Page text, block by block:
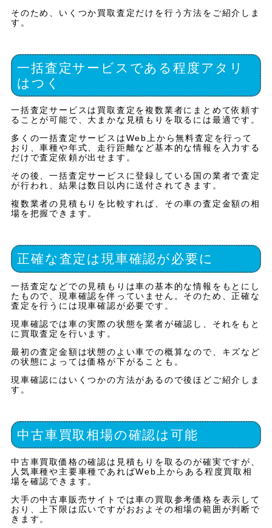
そのため、いくつか買取査定だけを行う方法をご紹介しま
す。
一括査定サービスである程度アタリ
はつく
一括査定サービスは買取査定を複数業者にまとめて依頼す
ることが可能で、大まかな見積もりを取るには最適です。
多くの一括査定サービスはWeb上から無料査定を行って
おり、車種や年式、走行距離など基本的な情報を入力する
だけで査定依頼が出せます。
その後、一括査定サービスに登録している国の業者で査定
が行われ、結果は数日以内に送付されてきます。
複数業者の見積もりを比較すれば、その車の査定金額の相
場を把握できます。
正確な査定は現車確認が必要に
一括査定などでの見積もりは車の基本的な情報をもとにし
たもので、現車確認を伴っていません。そのため、正確な
査定を行うには現車確認が必要です。
現車確認では車の実際の状態を業者が確認し、それをもと
に買取査定を行います。
最初の査定金額は状態のよい車での概算なので、キズなど
の状態によっては価格が下がることも。
現車確認にはいくつかの方法があるので後ほどご紹介しま
す。
中古車買取相場の確認は可能
中古車買取価格の確認は見積もりを取るのが確実ですが、
人気車種や主要車種であればWeb上からある程度買取相
場を確認できます。
大手の中古車販売サイトでは車の買取参考価格を表示して
おり、上下限は広いですがおおよその相場の範囲が判断で
きます。